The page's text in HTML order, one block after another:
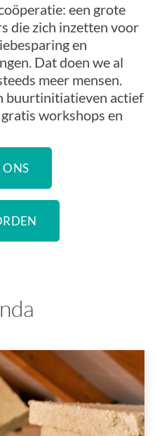
een grote
die zich inzetten voor
en
Dat doen we al
meer mensen.
buurtinitiatieven actief
workshops en
ONS